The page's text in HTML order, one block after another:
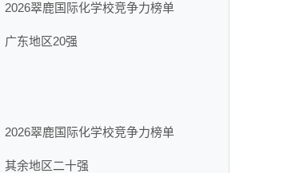
2026翠鹿国际化学校竞争力榜单
广东地区20强
2026翠鹿国际化学校竞争力榜单
其余地区二十强